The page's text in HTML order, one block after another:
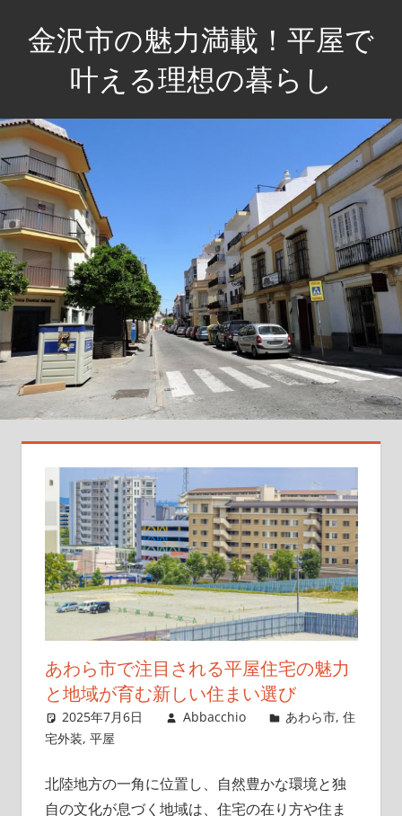
ツ
へ
ス
キ
ッ
プ
金沢市の魅力満載！平屋で
叶える理想の暮らし
贅
沢
な
空
間
で、
心
豊
か
毎
を
実
現
あわら市で注目される平屋住宅の魅力
と地域が育む新しい住まい選び
2025年7月6日 Abbacchio あわら市,住
宅外装, 平屋
北陸地方の一角に位置し、自然豊かな環境と独
自の文化が息づく地域は、住宅の在り方や住ま